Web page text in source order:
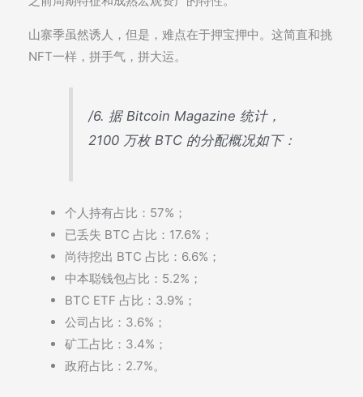
山寨季虽然诱人，但是，难点在于押宝押中。这简直和挑
NFT一样，拼手气，拼大运。
/6. 据 Bitcoin Magazine 统计，
2100 万枚 BTC 的分配概况如下：
个人持有占比：57%；
已丢失 BTC 占比：17.6%；
尚待挖出 BTC 占比：6.6%；
中本聪钱包占比：5.2%；
BTC ETF 占比：3.9%；
公司占比：3.6%；
矿工占比：3.4%；
政府占比：2.7%。